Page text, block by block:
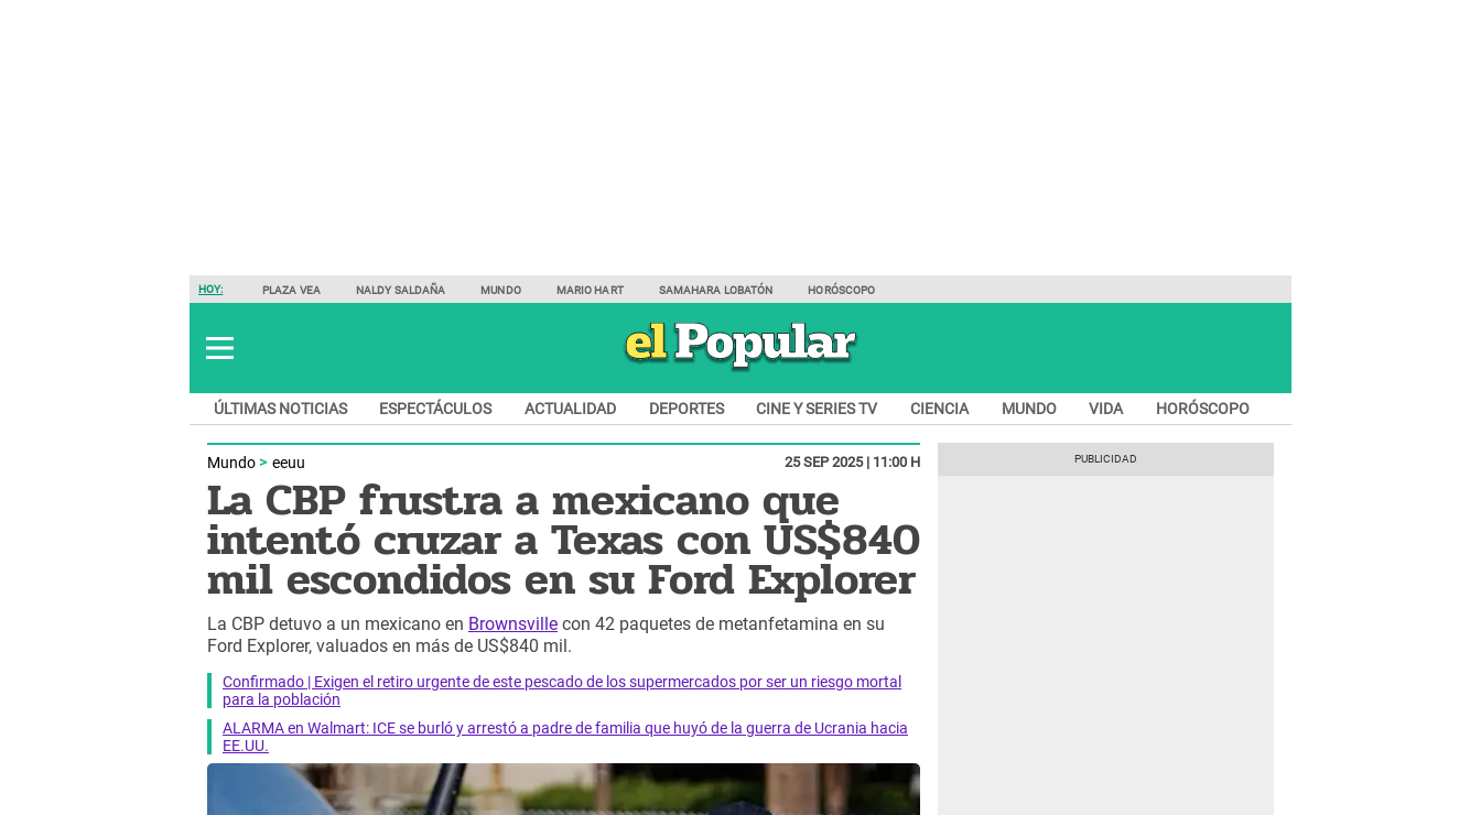
HOY: PLAZA VEA NALDY SALDAÑA MUNDO MARIO HART SAMAHARA LOBATÓN HORÓSCOPO
ÚLTIMAS NOTICIAS ESPECTÁCULOS ACTUALIDAD DEPORTES CINE Y SERIES TV CIENCIA MUNDO VIDA HORÓSCOPO
Mundo eeuu 25 SEP 2025 | 11:00 H
La CBP frustra a mexicano que
intentó cruzar a Texas con US$840
mil escondidos en su Ford Explorer
La CBP detuvo a un mexicano en Brownsville con 42 paquetes de metanfetamina en su
Ford Explorer, valuados en más de US$840 mil.
Confirmado | Exigen el retiro urgente de este pescado de los supermercados por ser un riesgo mortal
para la población
ALARMA en Walmart: ICE se burló y arrestó a padre de familia que huyó de la guerra de Ucrania hacia
EE.UU.